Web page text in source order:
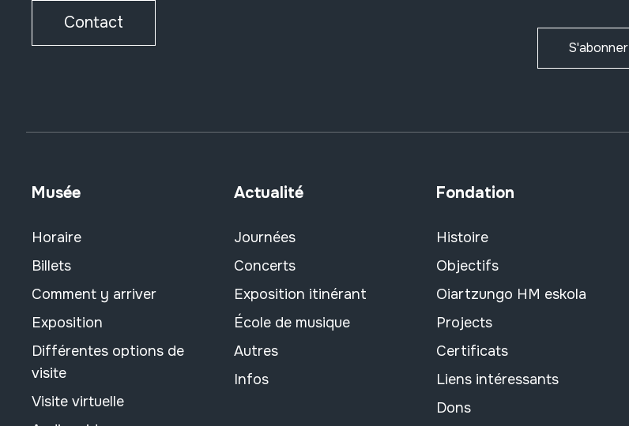
Contact
S'abonner
Musée
Horaire
Billets
Comment y arriver
Exposition
Différentes options de
visite
Visite virtuelle
Actualité
Journées
Concerts
Exposition itinérant
École de musique
Autres
Infos
Fondation
Histoire
Objectifs
Oiartzungo HM eskola
Projects
Certificats
Liens intéressants
Dons